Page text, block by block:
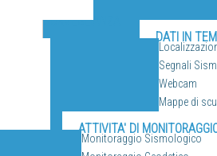
SORVEGLIANZA
DATI IN
Segnali
Webcam
Mappe di
ATTIVITA' DI
Monitoraggio Sismologico